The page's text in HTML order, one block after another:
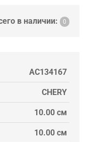
в наличии: 0
AC134167
CHERY
10.00 см
10.00 см